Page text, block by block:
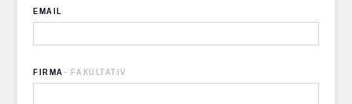
EMAIL
FIRMA- FAKULTATIV